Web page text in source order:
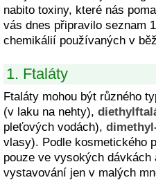
nabito toxiny, které nás
vás dnes připravilo seznam
chemikálií používaných v
1. Ftaláty
Ftaláty mohou být různého
(v laku na nehty),
pleťových vodách),
vlasy). Podle kosmetického
pouze ve vysokých dávkách
vystavování jen v malých